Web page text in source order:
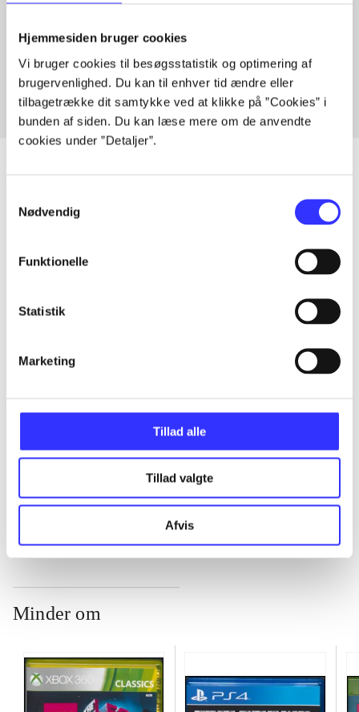
Hjemmesiden bruger cookies
Vi bruger cookies til besøgsstatistik og optimering af
brugervenlighed. Du kan til enhver tid ændre eller
tilbagetrække dit samtykke ved at klikke på ”Cookies” i
bunden af siden. Du kan læse mere om de anvendte
cookies under ”Detaljer”.
Nødvendig
Funktionelle
Statistik
Marketing
Tillad alle
Tillad valgte
Afvis
Artikler med samme emner
Fra
Artikler
Minder om